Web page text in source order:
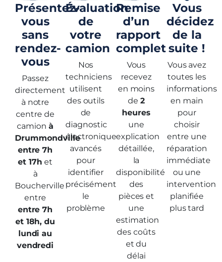
Présentez-
vous
sans
rendez-
vous
Passez
directement
à notre
centre de
camion à
Drummondville
entre 7h
et 17h et
à
Boucherville
entre
entre 7h
et 18h, du
lundi au
vendredi
Évaluation
de
votre
camion
Nos
techniciens
utilisent
des outils
de
diagnostic
électronique
avancés
pour
identifier
précisément
le
problème
Remise
d’un
rapport
complet
Vous
recevez
en moins
de 2
heures
une
explication
détaillée,
la
disponibilité
des
pièces et
une
estimation
des coûts
et du
délai
Vous
décidez
de la
suite !
Vous avez
toutes les
informations
en main
pour
choisir
entre une
réparation
immédiate
ou une
intervention
planifiée
plus tard